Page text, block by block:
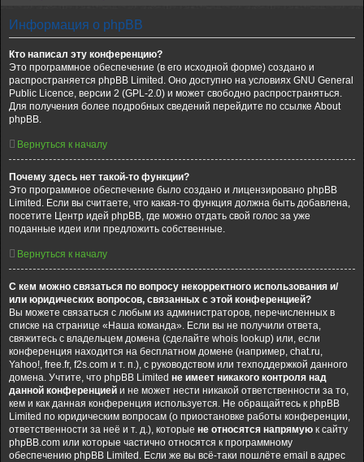
Информация о phpBB
Кто написал эту конференцию?
Это программное обеспечение (в его исходной форме) создано и
распространяется phpBB Limited. Оно доступно на условиях GNU General
Public Licence, версии 2 (GPL-2.0) и может свободно распространяться.
Для получения более подробных сведений перейдите по ссылке About
phpBB.
Вернуться к началу
Почему здесь нет такой-то функции?
Это программное обеспечение было создано и лицензировано phpBB
Limited. Если вы считаете, что какая-то функция должна быть добавлена,
посетите Центр идей phpBB, где можно отдать свой голос за уже
поданные идеи или предложить собственные.
Вернуться к началу
С кем можно связаться по вопросу некорректного использования и/
или юридических вопросов, связанных с этой конференцией?
Вы можете связаться с любым из администраторов, перечисленных в
списке на странице «Наша команда». Если вы не получили ответа,
свяжитесь с владельцем домена (сделайте whois lookup) или, если
конференция находится на бесплатном домене (например, chat.ru,
Yahoo!, free.fr, f2s.com и т. п.), с руководством или техподдержкой данного
домена. Учтите, что phpBB Limited не имеет никакого контроля над
данной конференцией и не может нести никакой ответственности за то,
кем и как данная конференция используется. Не обращайтесь к phpBB
Limited по юридическим вопросам (о приостановке работы конференции,
ответственности за неё и т. д.), которые не относятся напрямую к сайту
phpBB.com или которые частично относятся к программному
обеспечению phpBB Limited. Если же вы всё-таки пошлёте email в адрес